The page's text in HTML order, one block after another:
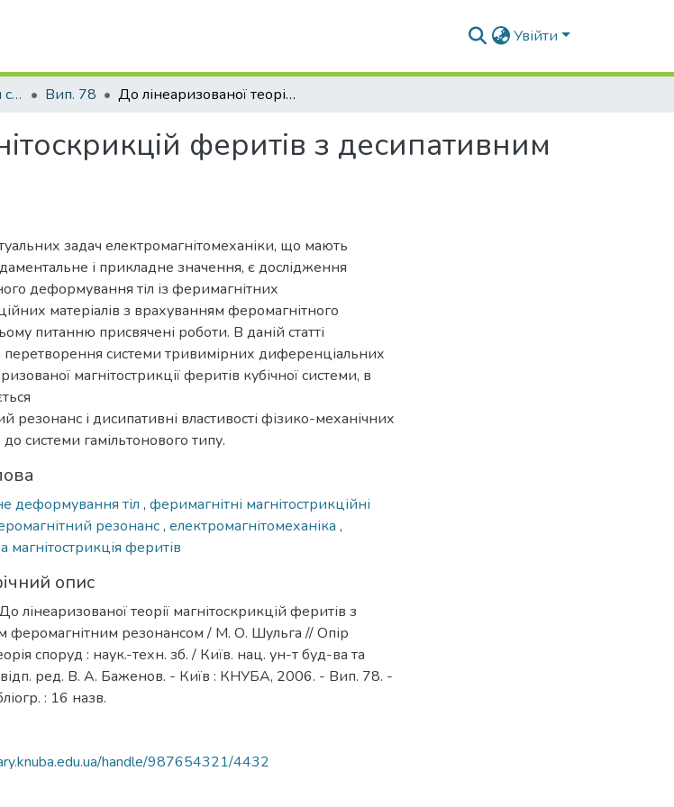
Увійти
Опір матеріалів і теорія споруд Вип. 78 До лінеаризованої теорії магнітоскрикцій феритів з десипативним феромагнітним резонансом
феритів з десипативним
задач електромагнітомеханіки, що мають
і прикладне значення, є дослідження
деформування тіл із феримагнітних
матеріалів з врахуванням феромагнітного
питанню присвячені роботи. В даній статті
перетворення системи тривимірних диференціальних
магнітострикції феритів кубічної системи, в
резонанс і дисипативні властивості фізико-механічних
до системи гамільтонового типу.
деформування тіл , феримагнітні магнітострикційні
резонанс, електромагнітомеханіка ,
магнітострикція феритів
опис
лінеаризованої теорії магнітоскрикцій феритів з
феромагнітним резонансом / М. О. Шульга // Опір
споруд : наук.-техн. зб. / Київ. нац. ун-т буд-ва та
відп. ред. В. А. Баженов. - Київ : КНУБА, 2006. - Вип. 78. -
: 16 назв.
handle/987654321/4432